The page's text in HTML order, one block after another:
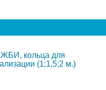
кольца для
(1;1,5;2 м.)